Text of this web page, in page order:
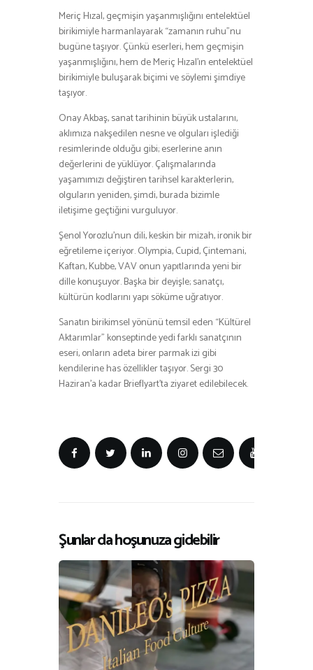
Meriç Hızal, geçmişin yaşanmışlığını entelektüel
birikimiyle harmanlayarak “zamanın ruhu”nu
bugüne taşıyor. Çünkü eserleri, hem geçmişin
yaşanmışlığını, hem de Meriç Hızal’ın entelektüel
birikimiyle buluşarak biçimi ve söylemi şimdiye
taşıyor.
Onay Akbaş, sanat tarihinin büyük ustalarını,
aklımıza nakşedilen nesne ve olguları işlediği
resimlerinde olduğu gibi; eserlerine anın
değerlerini de yüklüyor. Çalışmalarında
yaşamımızı değiştiren tarihsel karakterlerin,
olguların yeniden, şimdi, burada bizimle
iletişime geçtiğini vurguluyor.
Şenol Yorozlu’nun dili, keskin bir mizah, ironik bir
eğretileme içeriyor. Olympia, Cupid, Çintemani,
Kaftan, Kubbe, VAV onun yapıtlarında yeni bir
dille konuşuyor. Başka bir deyişle; sanatçı,
kültürün kodlarını yapı söküme uğratıyor.
Sanatın birikimsel yönünü temsil eden “Kültürel
Aktarımlar” konseptinde yedi farklı sanatçının
eseri, onların adeta birer parmak izi gibi
kendilerine has özellikler taşıyor. Sergi 30
Haziran’a kadar Brieflyart’ta ziyaret edilebilecek.
Şunlar da hoşunuza gidebilir